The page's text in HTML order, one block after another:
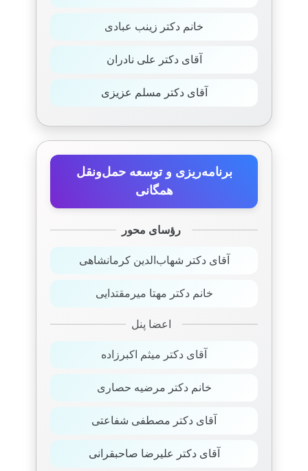
خانم دکتر زینب عبادی
آقای دکتر علی نادران
آقای دکتر مسلم عزیزی
برنامه‌ریزی و توسعه حمل‌ونقل
همگانی
رؤسای محور
آقای دکتر شهاب‌الدین کرمانشاهی
خانم دکتر مهتا میرمقتدایی
اعضا پنل
آقای دکتر میثم اکبرزاده
خانم دکتر مرضیه حصاری
آقای دکتر مصطفی شفاعتی
آقای دکتر علیرضا صاحبقرانی